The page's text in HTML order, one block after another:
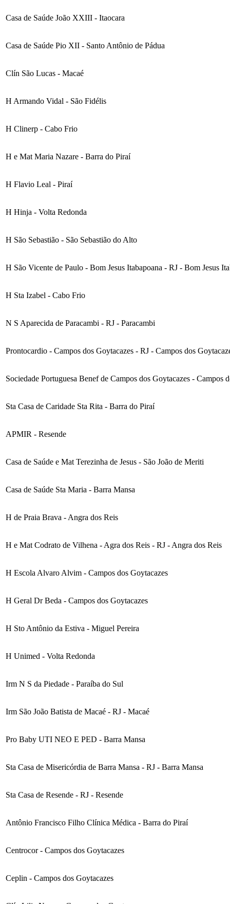
Casa de Saúde João XXIII - Itaocara
Casa de Saúde Pio XII - Santo Antônio de Pádua
Clín São Lucas - Macaé
H Armando Vidal - São Fidélis
H Clinerp - Cabo Frio
H e Mat Maria Nazare - Barra do Piraí
H Flavio Leal - Piraí
H Hinja - Volta Redonda
H São Sebastião - São Sebastião do Alto
H São Vicente de Paulo - Bom Jesus Itabapoana - RJ - Bom Jesus
H Sta Izabel - Cabo Frio
N S Aparecida de Paracambi - RJ - Paracambi
Prontocardio - Campos dos Goytacazes - RJ - Campos dos
Sociedade Portuguesa Benef de Campos dos Goytacazes - Campos
Sta Casa de Caridade Sta Rita - Barra do Piraí
APMIR - Resende
Casa de Saúde e Mat Terezinha de Jesus - São João de Meriti
Casa de Saúde Sta Maria - Barra Mansa
H de Praia Brava - Angra dos Reis
H e Mat Codrato de Vilhena - Agra dos Reis - RJ - Angra dos Reis
H Escola Alvaro Alvim - Campos dos Goytacazes
H Geral Dr Beda - Campos dos Goytacazes
H Sto Antônio da Estiva - Miguel Pereira
H Unimed - Volta Redonda
Irm N S da Piedade - Paraíba do Sul
Irm São João Batista de Macaé - RJ - Macaé
Pro Baby UTI NEO E PED - Barra Mansa
Sta Casa de Misericórdia de Barra Mansa - RJ - Barra Mansa
Sta Casa de Resende - RJ - Resende
Antônio Francisco Filho Clínica Médica - Barra do Piraí
Centrocor - Campos dos Goytacazes
Ceplin - Campos dos Goytacazes